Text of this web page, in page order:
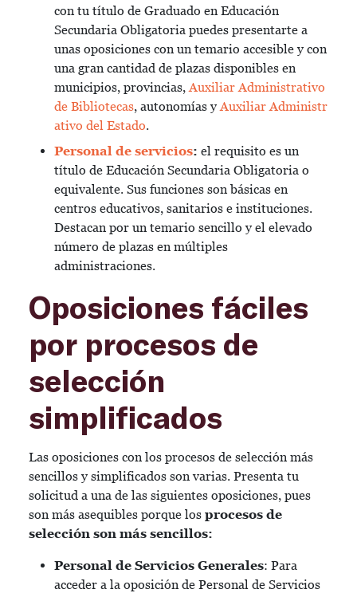
con tu título de Graduado en Educación
Secundaria Obligatoria puedes presentarte a
unas oposiciones con un temario accesible y con
una gran cantidad de plazas disponibles en
municipios, provincias,Auxiliar Administrativo
de Bibliotecas, autonomías yAuxiliar Administr
ativo del Estado.
Personal de servicios: el requisito es un
título de Educación Secundaria Obligatoria o
equivalente. Sus funciones son básicas en
centros educativos, sanitarios e instituciones.
Destacan por un temario sencillo y el elevado
número de plazas en múltiples
administraciones.
Oposiciones fáciles
por procesos de
selección
simplificados
Las oposiciones con los procesos de selección más
sencillos y simplificados son varias. Presenta tu
solicitud a una de las siguientes oposiciones, pues
son más asequibles porque los procesos de
selección son más sencillos:
Personal de Servicios Generales: Para
acceder a la oposición de Personal de Servicios